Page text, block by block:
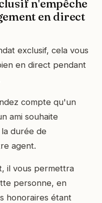
n'empêche
en direct
exclusif, cela vous
en direct pendant
compte qu'un
ami souhaite
durée de
agent.
il vous permettra
personne, en
honoraires étant